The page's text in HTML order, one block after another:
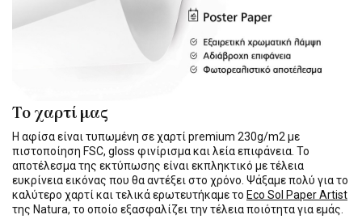
Το χαρτί μας
Η αφίσα είναι τυπωμένη σε χαρτί premium 230g/m2 με
πιστοποίηση FSC, gloss φινίρισμα και λεία επιφάνεια. Το
αποτέλεσμα της εκτύπωσης είναι εκπληκτικό με τέλεια
ευκρίνεια εικόνας που θα αντέξει στο χρόνο. Ψάξαμε πολύ για το
καλύτερο χαρτί και τελικά ερωτευτήκαμε το Eco Sol Paper Artist
της Natura, το οποίο εξασφαλίζει την τέλεια ποιότητα για εμάς.